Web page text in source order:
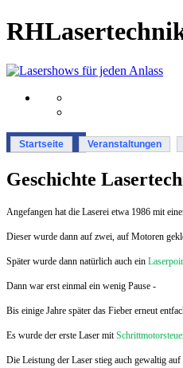
Startseite Veranstaltungen
Geschichte
Angefangen hat die Laserei etwa 1986 mit
Dieser wurde dann auf zwei, auf Motoren
Später wurde dann natürlich auch ein
Dann war erst einmal ein wenig Pause -
Bis einige Jahre später das Fieber erneut
Es wurde der erste Laser mit
Die Leistung der Laser stieg auch gewaltig